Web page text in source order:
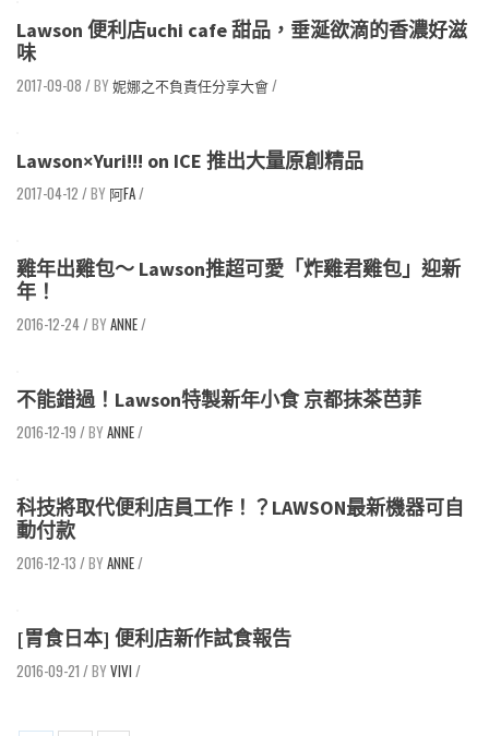
Lawson 便利店uchi cafe 甜品，垂涎欲滴的香濃好滋
味
2017-09-08 / 妮娜之不負責任分享大會/
Lawson×Yuri!!! on ICE 推出大量原創精品
2017-04-12 / 阿FA/
雞年出雞包～ Lawson推超可愛「炸雞君雞包」迎新
年！
2016-12-24/ ANNE/
不能錯過！Lawson特製新年小食 京都抹茶芭菲
2016-12-19 / ANNE/
科技將取代便利店員工作！？LAWSON最新機器可自
動付款
2016-12-13 / ANNE/
[胃食日本] 便利店新作試食報告
2016-09-21 / VIVI /